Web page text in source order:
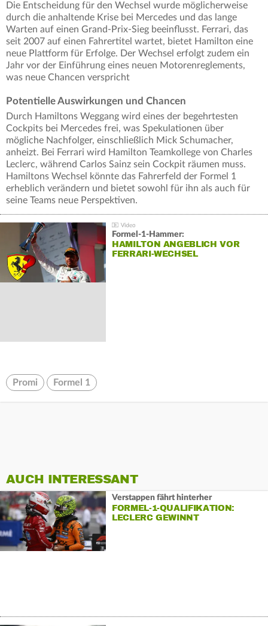
Die Entscheidung für den Wechsel wurde möglicherweise
durch die anhaltende Krise bei Mercedes und das lange
Warten auf einen Grand-Prix-Sieg beeinflusst. Ferrari, das
seit 2007 auf einen Fahrertitel wartet, bietet Hamilton eine
neue Plattform für Erfolge. Der Wechsel erfolgt zudem ein
Jahr vor der Einführung eines neuen Motorenreglements,
was neue Chancen verspricht
Potentielle Auswirkungen und Chancen
Durch Hamiltons Weggang wird eines der begehrtesten
Cockpits bei Mercedes frei, was Spekulationen über
mögliche Nachfolger, einschließlich Mick Schumacher,
anheizt. Bei Ferrari wird Hamilton Teamkollege von Charles
Leclerc, während Carlos Sainz sein Cockpit räumen muss.
Hamiltons Wechsel könnte das Fahrerfeld der Formel 1
erheblich verändern und bietet sowohl für ihn als auch für
seine Teams neue Perspektiven.
Formel-1-Hammer:
HAMILTON ANGEBLICH VOR
FERRARI-WECHSEL
Promi Formel 1
AUCH INTERESSANT
Verstappen fährt hinterher
FORMEL-1-QUALIFIKATION:
LECLERC GEWINNT